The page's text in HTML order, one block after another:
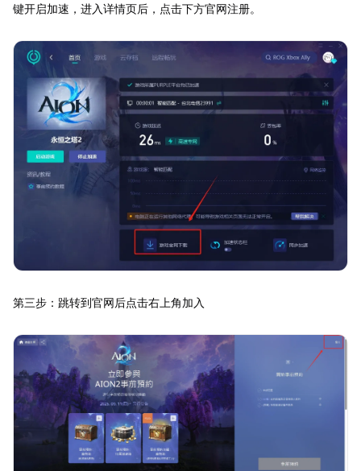
键开启加速，进入详情页后，点击下方官网注册。
第三步：跳转到官网后点击右上角加入